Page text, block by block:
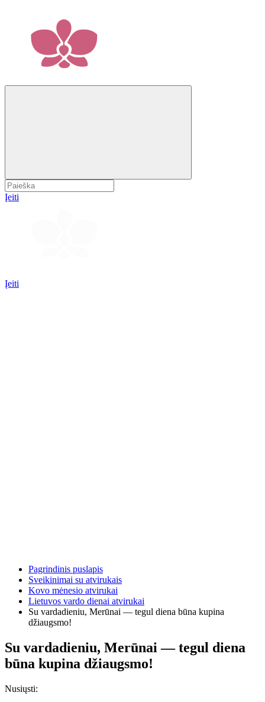
Įeiti
Įeiti
Pagrindinis puslapis
Sveikinimai su atvirukais
Kovo mėnesio atvirukai
Lietuvos vardo dienai atvirukai
Su vardadieniu, Merūnai — tegul diena būna kupina
džiaugsmo!
Su vardadieniu, Merūnai — tegul diena
būna kupina džiaugsmo!
Nusiųsti: